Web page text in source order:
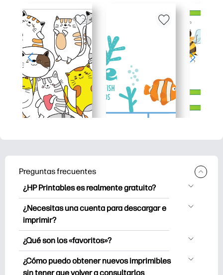
Preguntas frecuentes
¿HP Printables es realmente gratuito?
HP Printables ofrece más de 2500
imprimibles gratuitos para descargar e
imprimir. Explore páginas para colorear
populares, divertidas hojas de trabajo de
aprendizaje, manualidades y tarjetas
para ocasiones especiales,
¿Necesitas una cuenta para descargar e
imprimir?
Puede explorar e imprimir sin crear una
cuenta. Sin embargo, iniciar sesión te
ayuda a guardar tus imprimibles
favoritos y a encontrarlos fácilmente en
¿Qué son los «favoritos»?
Favoritos es tu colección personal de
imprimibles favoritos. Cuando quieras
¿Cómo puedo obtener nuevos imprimibles
sin tener que volver a consultarlos